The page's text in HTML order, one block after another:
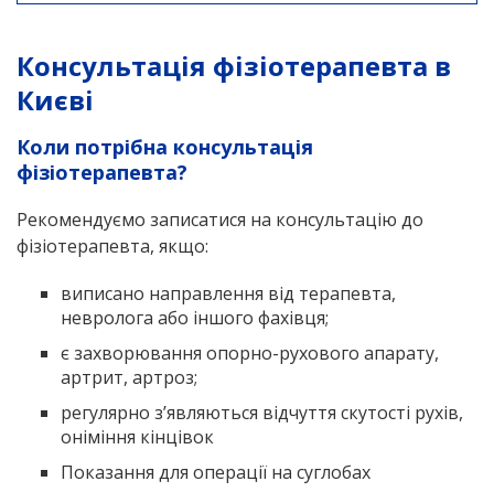
Консультація фізіотерапевта в
Києві
Коли потрібна консультація
фізіотерапевта?
Рекомендуємо записатися на консультацію до
фізіотерапевта, якщо:
виписано направлення від терапевта,
невролога або іншого фахівця;
є захворювання опорно-рухового апарату,
артрит, артроз;
регулярно з’являються відчуття скутості рухів,
оніміння кінцівок
Показання для операції на суглобах